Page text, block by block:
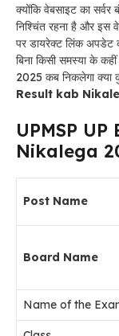
क्योंकि वेबसाइट का
निश्चिंत रहना है और इस
पर डायरेक्ट लिंक अपडेट
बिना किसी समस्या के
2025 कब निकलेगा
Result kab
UPMSP
Nikalega
Post Name
Board Name
Name of the